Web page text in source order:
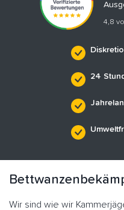
4,8
24
Wir sind wie wir